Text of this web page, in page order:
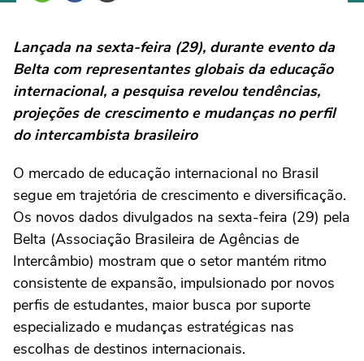
Lançada na sexta-feira (29), durante evento da
Belta com representantes globais da educação
internacional, a pesquisa revelou tendências,
projeções de crescimento e mudanças no perfil
do intercambista brasileiro
O mercado de educação internacional no Brasil
segue em trajetória de crescimento e diversificação.
Os novos dados divulgados na sexta-feira (29) pela
Belta (Associação Brasileira de Agências de
Intercâmbio) mostram que o setor mantém ritmo
consistente de expansão, impulsionado por novos
perfis de estudantes, maior busca por suporte
especializado e mudanças estratégicas nas
escolhas de destinos internacionais.